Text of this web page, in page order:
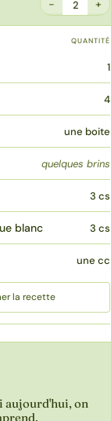
− 2 +
QUANTITÉ
1
4
une boite
quelques brins
3 cs
blanc 3 cs
une cc
la recette
aujourd'hui, on